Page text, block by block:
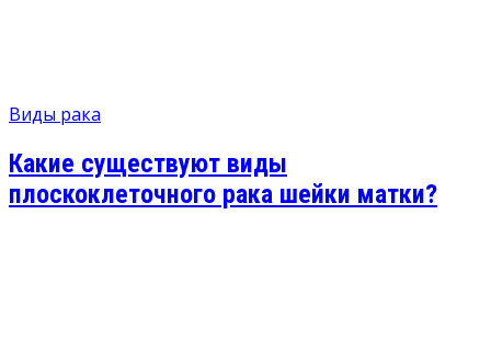
Виды рака
Какие существуют виды
плоскоклеточного рака шейки матки?